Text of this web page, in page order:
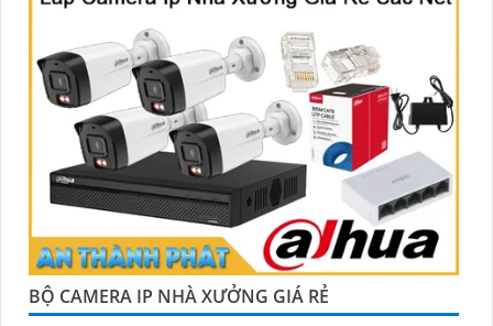
BỘ CAMERA IP NHÀ XƯỞNG GIÁ RẺ